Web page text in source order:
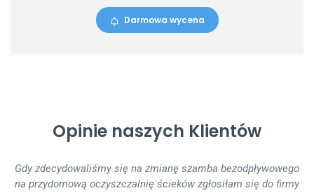
Darmowa wycena
Opinie naszych Klientów
Montaż oczyszczalni ścieków podczas budowy przebiegł
bezproblemowo. Trwał jeden dzień, ekipa montująca działała
Gdy zdecydowaliśmy się na zmianę szamba bezodpływowego
na przydomową oczyszczalnię ścieków zgłosiłam się do firmy